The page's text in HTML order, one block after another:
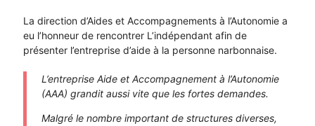
La direction d’Aides et Accompagnements à l’Autonomie a
eu l’honneur de rencontrer L’indépendant afin de
présenter l’entreprise d’aide à la personne narbonnaise.
L’entreprise Aide et Accompagnement à l’Autonomie
(AAA) grandit aussi vite que les fortes demandes.
Malgré le nombre important de structures diverses,